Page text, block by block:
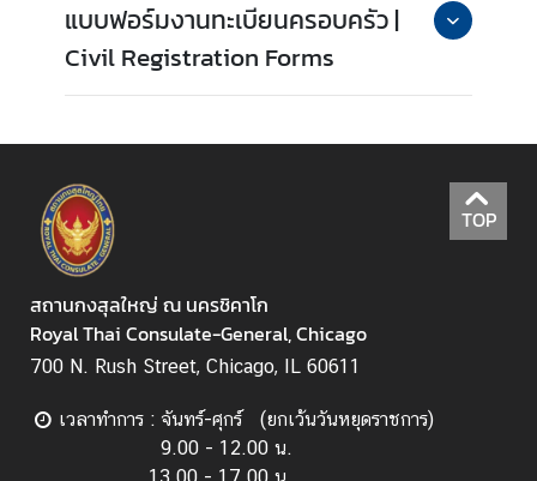
ย
ต
จ
ล
ง
ต
ร
า
(
i
แบบฟอร์มงานทะเบียนครอบครัว |
Civil Registration Forms
TOP
สถานกงสุลใหญ่ ณ นครชิคาโก
Royal Thai Consulate-General, Chicago
700 N. Rush Street, Chicago, IL 60611
เวลาทำการ : จันทร์-ศุกร์ (ยกเว้นวันหยุดราชการ)
9.00 - 12.00 น.